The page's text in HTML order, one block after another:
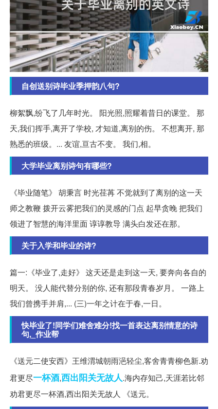
自创送别诗毕业季押韵八句?
柳絮飘,纷飞了几年时光。 阳光照,照耀着昔日的课堂。 那
天,我们挥手,离开了学校, 才知道,离别的伤。 不想离开, 那
熟悉的班级。... 友谊,亘古不变。 我们,相。
大学毕业离别诗句有哪些?
《毕业随笔》 胡秉言 时光荏苒 不觉就到了离别的这一天
师之教鞭 拨开云雾把我们的灵感的门点 起早贪晚 把我们
领进了智慧的海洋里面 谆谆教导 满头白发还在那。
关于入学和毕业的诗?
篇一:《毕业了,走好》 这天还是走到这一天, 要奔向各自的
明天。 没人能代替分别的你, 还有那段青春岁月。 一路上
我们曾携手并肩,... (三)一年之计在于春,一日。
快毕业了!同学们难舍难分!找一首表达离别情意的诗
句,_作业帮
《送元二使安西》王维渭城朝雨浥轻尘,客舍青青柳色新.劝
君更尽一杯酒,西出阳关无故人.海内存知己,天涯若比邻
劝君更尽一杯酒,西出阳关无故人 《送元。